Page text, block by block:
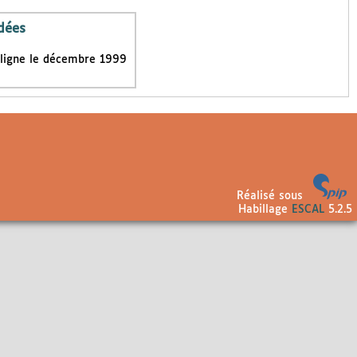
le décembre 1999
Réalisé sous
Habillage
ESCAL5.2.5